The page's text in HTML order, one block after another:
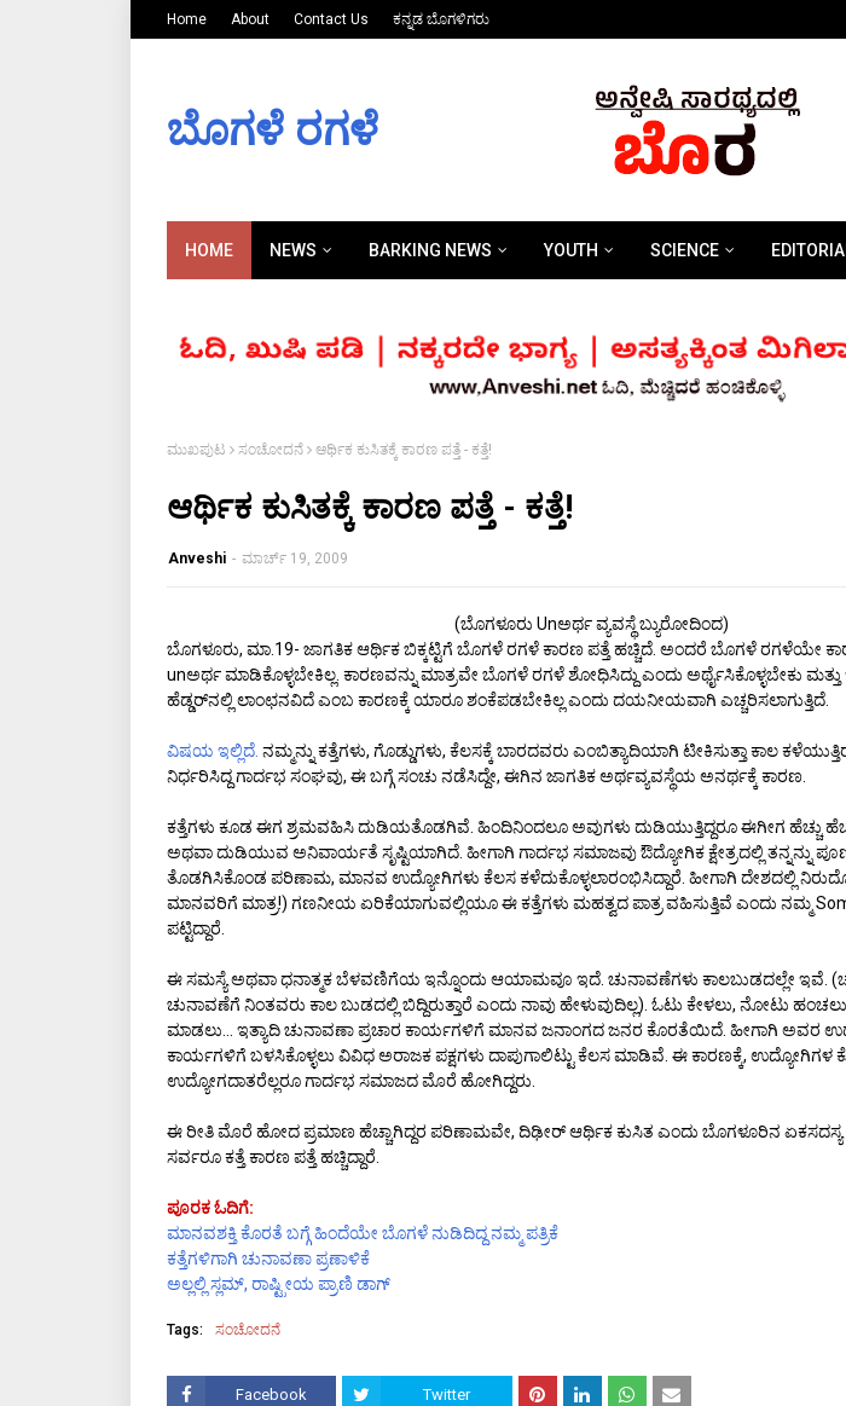
Home About Contact Us ಕನ್ನಡ ಬೊಗಳಿಗರು
ಬೊಗಳೆ ರಗಳೆ
HOME NEWS BARKING NEWS YOUTH SCIENCE
ಮುಖಪುಟ ಸಂಚೋದನೆ ಆರ್ಥಿಕ ಕುಸಿತಕ್ಕೆ ಕಾರಣ ಪತ್ತೆ - ಕತ್ತೆ!
ಆರ್ಥಿಕ ಕುಸಿತಕ್ಕೆ ಕಾರಣ ಪತ್ತೆ - ಕತ್ತೆ!
Anveshi - ಮಾರ್ಚ್ 19, 2009
(ಬೊಗಳೂರು Unಅರ್ಥ ವ್ಯವಸ್ಥೆಬ್ಯುರೋದಿಂದ)
ಬೊಗಳೂರು, ಮಾ.19- ಜಾಗತಿಕ ಆರ್ಥಿಕ ಬಿಕ್ಕಟ್ಟಿಗೆ ಬೊಗಳೆ ರಗಳೆ ಕಾರಣ ಪತ್ತೆ ಹಚ್ಚಿದೆ. ಅಂದರೆ ಬೊಗಳೆ ರಗಳೆಯೇ
unಅರ್ಥ ಮಾಡಿಕೊಳ್ಳಬೇಕಿಲ್ಲ. ಕಾರಣವನ್ನು ಮಾತ್ರವೇ ಬೊಗಳೆ ರಗಳೆ ಶೋಧಿಸಿದ್ದು ಎಂದು ಅರ್ಥೈಸಿಕೊಳ್ಳಬೇಕು
ಹೆಡ್ಡರ್‌ನಲ್ಲಿ ಲಾಂಛನವಿದೆ ಎಂಬ ಕಾರಣಕ್ಕೆ ಯಾರೂ ಶಂಕೆಪಡಬೇಕಿಲ್ಲ ಎಂದು ದಯನೀಯವಾಗಿ ಎಚ್ಚರಿಸಲಾಗುತ್ತಿದೆ.
ವಿಷಯ ಇಲ್ಲಿದೆ. ನಮ್ಮನ್ನು ಕತ್ತೆಗಳು, ಗೊಡ್ಡುಗಳು, ಕೆಲಸಕ್ಕೆ ಬಾರದವರು ಎಂಬಿತ್ಯಾದಿಯಾಗಿ ಟೀಕಿಸುತ್ತಾ ಕಾಲ
ನಿರ್ಧರಿಸಿದ್ದ ಗಾರ್ದಭ ಸಂಘವು, ಈ ಬಗ್ಗೆ ಸಂಚು ನಡೆಸಿದ್ದೇ, ಈಗಿನ ಜಾಗತಿಕ ಅರ್ಥವ್ಯವಸ್ಥೆಯ ಅನರ್ಥಕ್ಕೆ ಕಾರಣ.
ಕತ್ತೆಗಳು ಕೂಡ ಈಗ ಶ್ರಮವಹಿಸಿ ದುಡಿಯತೊಡಗಿವೆ. ಹಿಂದಿನಿಂದಲೂ ಅವುಗಳು ದುಡಿಯುತ್ತಿದ್ದರೂ ಈಗೀಗ ಹೆಚ್ಚು
ಅಥವಾ ದುಡಿಯುವ ಅನಿವಾರ್ಯತೆ ಸೃಷ್ಟಿಯಾಗಿದೆ. ಹೀಗಾಗಿ ಗಾರ್ದಭ ಸಮಾಜವು ಔದ್ಯೋಗಿಕ ಕ್ಷೇತ್ರದಲ್ಲಿ ತನ್ನನ್ನು
ತೊಡಗಿಸಿಕೊಂಡ ಪರಿಣಾಮ, ಮಾನವ ಉದ್ಯೋಗಿಗಳು ಕೆಲಸ ಕಳೆದುಕೊಳ್ಳಲಾರಂಭಿಸಿದ್ದಾರೆ. ಹೀಗಾಗಿ ದೇಶದಲ್ಲಿ
ಮಾನವರಿಗೆ ಮಾತ್ರ!) ಗಣನೀಯ ಏರಿಕೆಯಾಗುವಲ್ಲಿಯೂ ಈ ಕತ್ತೆಗಳು ಮಹತ್ವದ ಪಾತ್ರ ವಹಿಸುತ್ತಿವೆ ಎಂದು ನಮ್ಮ
ಪಟ್ಟಿದ್ದಾರೆ.
ಈ ಸಮಸ್ಯೆ ಅಥವಾ ಧನಾತ್ಮಕ ಬೆಳವಣಿಗೆಯ ಇನ್ನೊಂದು ಆಯಾಮವೂ ಇದೆ. ಚುನಾವಣೆಗಳು ಕಾಲಬುಡದಲ್ಲೇ ಇವೆ.
ಚುನಾವಣೆಗೆ ನಿಂತವರು ಕಾಲ ಬುಡದಲ್ಲಿ ಬಿದ್ದಿರುತ್ತಾರೆ ಎಂದು ನಾವು ಹೇಳುವುದಿಲ್ಲ). ಓಟು ಕೇಳಲು, ನೋಟು
ಮಾಡಲು... ಇತ್ಯಾದಿ ಚುನಾವಣಾ ಪ್ರಚಾರ ಕಾರ್ಯಗಳಿಗೆ ಮಾನವ ಜನಾಂಗದ ಜನರ ಕೊರತೆಯಿದೆ. ಹೀಗಾಗಿ ಅವರ
ಕಾರ್ಯಗಳಿಗೆ ಬಳಸಿಕೊಳ್ಳಲು ವಿವಿಧ ಅರಾಜಕ ಪಕ್ಷಗಳು ದಾಪುಗಾಲಿಟ್ಟು ಕೆಲಸ ಮಾಡಿವೆ. ಈ ಕಾರಣಕ್ಕೆ,
ಉದ್ಯೋಗದಾತರೆಲ್ಲರೂ ಗಾರ್ದಭ ಸಮಾಜದ ಮೊರೆ ಹೋಗಿದ್ದರು.
ಈ ರೀತಿ ಮೊರೆ ಹೋದ ಪ್ರಮಾಣ ಹೆಚ್ಚಾಗಿದ್ದರ ಪರಿಣಾಮವೇ, ದಿಢೀರ್ ಆರ್ಥಿಕ ಕುಸಿತ ಎಂದು ಬೊಗಳೂರಿನ
ಸರ್ವರೂ ಕತ್ತೆ ಕಾರಣ ಪತ್ತೆ ಹಚ್ಚಿದ್ದಾರೆ.
ಪೂರಕ ಓದಿಗೆ:
ಮಾನವಶಕ್ತಿ ಕೊರತೆ ಬಗ್ಗೆ ಹಿಂದೆಯೇ ಬೊಗಳೆ ನುಡಿದಿದ್ದ ನಮ್ಮ ಪತ್ರಿಕೆ
ಕತ್ತೆಗಳಿಗಾಗಿ ಚುನಾವಣಾ ಪ್ರಣಾಳಿಕೆ
ಅಲ್ಲಲ್ಲಿ ಸ್ಲಮ್, ರಾಷ್ಟ್ರೀಯ ಪ್ರಾಣಿ ಡಾಗ್
Tags: ಸಂಚೋದನೆ
Facebook Twitter